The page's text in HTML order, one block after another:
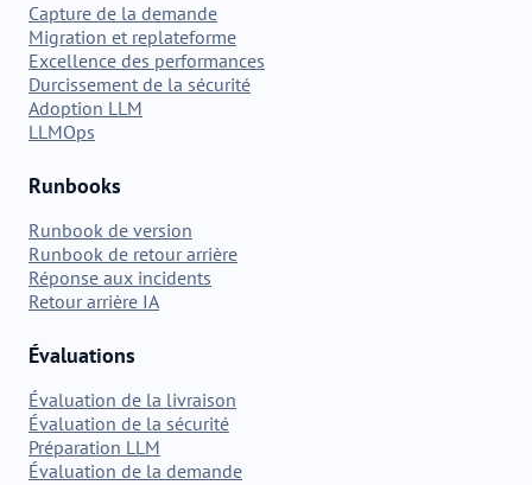
Capture de la demande
Migration et replateforme
Excellence des performances
Durcissement de la sécurité
Adoption LLM
LLMOps
Runbooks
Runbook de version
Runbook de retour arrière
Réponse aux incidents
Retour arrière IA
Évaluations
Évaluation de la livraison
Évaluation de la sécurité
Préparation LLM
Évaluation de la demande